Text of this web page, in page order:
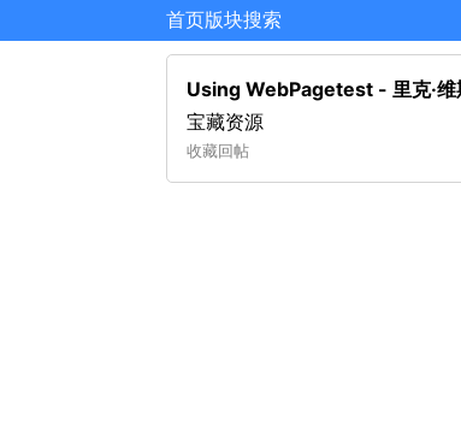
首页版块搜索
Using WebPagetest - 里克·维
宝藏资源
收藏回帖